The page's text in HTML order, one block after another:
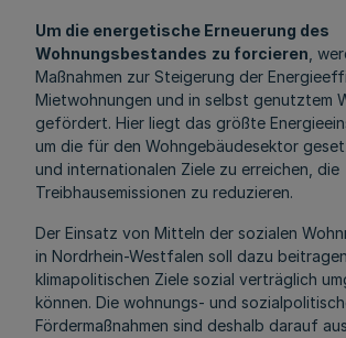
Um die energetische Erneuerung des
Wohnungsbestandes zu forcieren ,
Maßnahmen zur Steigerung der
Mietwohnungen und in selbst genutztem
gefördert. Hier liegt das größte
um die für den Wohngebäudesektor
und internationalen Ziele zu erreichen, die
Treibhausemissionen zu reduzieren.
Der Einsatz von Mitteln der sozialen
in Nordrhein-Westfalen soll dazu
klimapolitischen Ziele sozial verträglich
können. Die wohnungs- und
Fördermaßnahmen sind deshalb darauf